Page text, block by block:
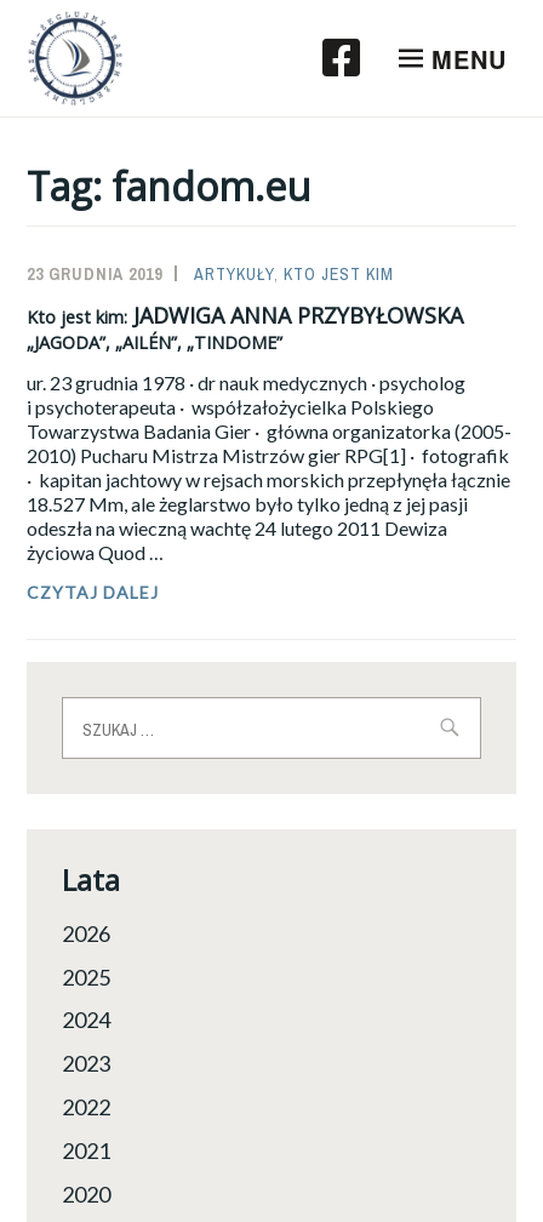
Przeskocz
treści
MENU
Tag: fandom.eu
23 GRUDNIA 2019
SAILOR-
ADMIN
ARTYKUŁY,KTO JEST KIM
Kto jest kim: JADWIGA ANNA PRZYBYŁOWSKA
„JAGODA”, „AILÉN”, „TINDOME”
ur. 23 grudnia 1978 · dr nauk medycznych · psycholog
i psychoterapeuta · współzałożycielka Polskiego
Towarzystwa Badania Gier · główna organizatorka (2005-
2010) Pucharu Mistrza Mistrzów gier RPG[1] · fotografik
· kapitan jachtowy w rejsach morskich przepłynęła łącznie
18.527 Mm, ale żeglarstwo było tylko jedną z jej pasji
odeszła na wieczną wachtę 24 lutego 2011 Dewiza
życiowa Quod …
CZYTAJ DALEJ
PRZYBYŁOWSKA
Lata
2026
2025
2024
2023
2022
2021
2020